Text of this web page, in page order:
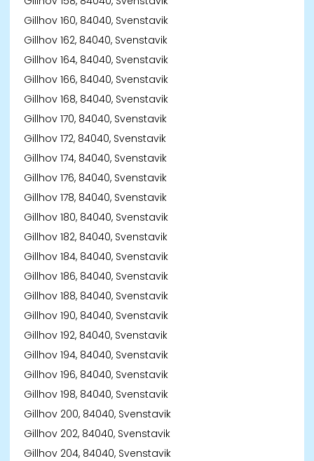
Gillhov 160, 84040, Svenstavik
Gillhov 162, 84040, Svenstavik
Gillhov 164, 84040, Svenstavik
Gillhov 166, 84040, Svenstavik
Gillhov 168, 84040, Svenstavik
Gillhov 170, 84040, Svenstavik
Gillhov 172, 84040, Svenstavik
Gillhov 174, 84040, Svenstavik
Gillhov 176, 84040, Svenstavik
Gillhov 178, 84040, Svenstavik
Gillhov 180, 84040, Svenstavik
Gillhov 182, 84040, Svenstavik
Gillhov 184, 84040, Svenstavik
Gillhov 186, 84040, Svenstavik
Gillhov 188, 84040, Svenstavik
Gillhov 190, 84040, Svenstavik
Gillhov 192, 84040, Svenstavik
Gillhov 194, 84040, Svenstavik
Gillhov 196, 84040, Svenstavik
Gillhov 198, 84040, Svenstavik
Gillhov 200, 84040, Svenstavik
Gillhov 202, 84040, Svenstavik
Gillhov 204, 84040, Svenstavik